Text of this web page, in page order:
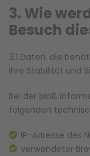
3. Wie
Besuch
3.1 Daten, die
ihre Stabilität und
Bei der bloß
folgenden
IP-Adresse des
verwendeter